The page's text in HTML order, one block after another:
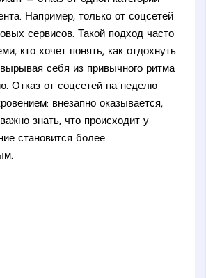
Например, только от соцсетей
сервисов. Такой подход часто
кто хочет понять, как отдохнуть
себя из привычного ритма
Отказ от соцсетей на неделю
внезапно оказывается,
знать, что происходит у
становится более